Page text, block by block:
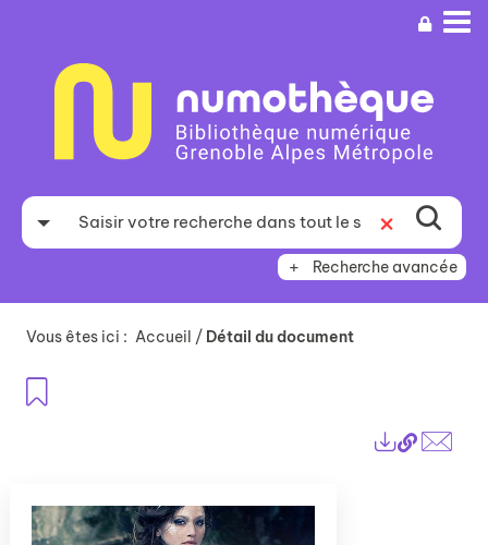
recherche
Recherche avancée
Vous êtes ici : Accueil / Détail du document
Lien